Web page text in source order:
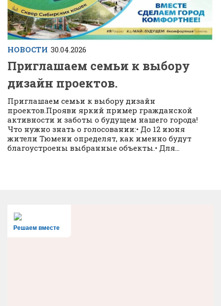
НОВОСТИ 30.04.2026
Приглашаем семьи к выбору
дизайн проектов.
Приглашаем семьи к выбору дизайн
проектов.Прояви яркий пример гражданской
активности и заботы о будущем нашего города!
Что нужно знать о голосовании:• До 12 июня
жители Тюмени определят, как именно будут
благоустроены выбранные объекты.• Для...
Решаем вместе